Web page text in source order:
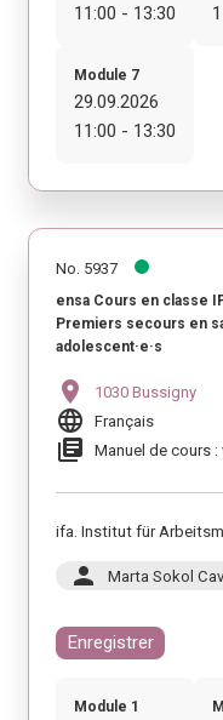
11:00 - 13:30
Module 7
29.09.2026
11:00 - 13:30
No. 5937
ensa Cours en classe
Premiers secours en
adolescent·e·s
location_on 1030 Bussigny
language Français
library_books Manuel de cours
ifa. Institut für
person Marta Sokol
Enregistrer
Module 1